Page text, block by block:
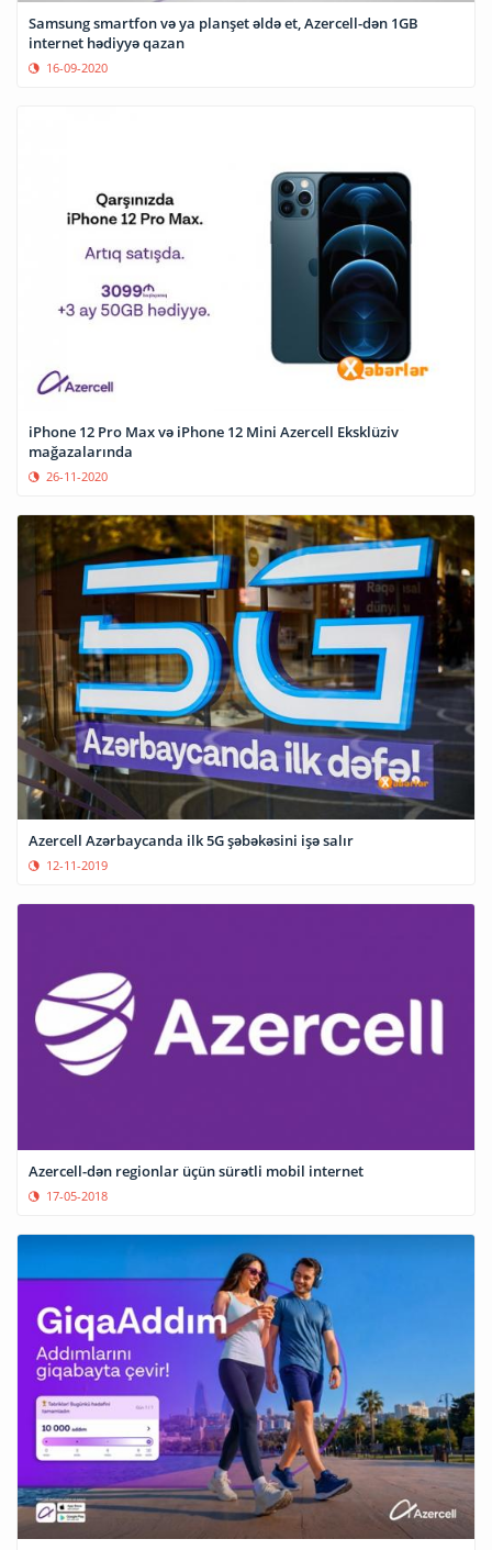
Samsung smartfon və ya planşet əldə et, Azercell-dən 1GB
internet hədiyyə qazan
16-09-2020
iPhone 12 Pro Max və iPhone 12 Mini Azercell Eksklüziv
mağazalarında
26-11-2020
Azercell Azərbaycanda ilk 5G şəbəkəsini işə salır
12-11-2019
Azercell-dən regionlar üçün sürətli mobil internet
17-05-2018